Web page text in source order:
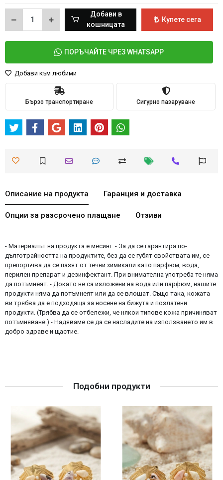
Добави в
кошницата
Купете сега
ПОРЪЧАЙТЕ ЧРЕЗ WHATSAPP
Добави към любими
Бързо транспортиране Сигурно пазаруване
Описание на продукта Гаранция и доставка
Опции за разсрочено плащане Отзиви
- Материалът на продукта е месинг. - За да се гарантира по-
дълготрайността на продуктите, без да се губят свойствата им, се
препоръчва да се пазят от течни химикали като парфюм, вода,
перилен препарат и дезинфектант. При внимателна употреба те няма
да потъмнеят. - Докато не са изложени на вода или парфюм, нашите
продукти няма да потъмнеят или да се влошат. Също така, кожата
ви трябва да е подходяща за носене на бижута и позлатени
продукти. (Трябва да се отбележи, че някои типове кожа причиняват
потъмняване.) - Надяваме се да се насладите на използването им в
добро здраве и щастие.
Подобни продукти